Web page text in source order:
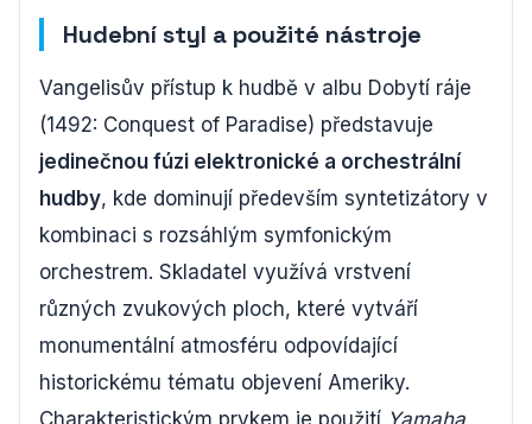
Hudební styl a použité nástroje
Vangelisův přístup k hudbě v albu Dobytí ráje
(1492: Conquest of Paradise) představuje
jedinečnou fúzi elektronické a orchestrální
hudby, kde dominují především syntetizátory v
kombinaci s rozsáhlým symfonickým
orchestrem. Skladatel využívá vrstvení
různých zvukových ploch, které vytváří
monumentální atmosféru odpovídající
historickému tématu objevení Ameriky.
Charakteristickým prvkem je použití Yamaha